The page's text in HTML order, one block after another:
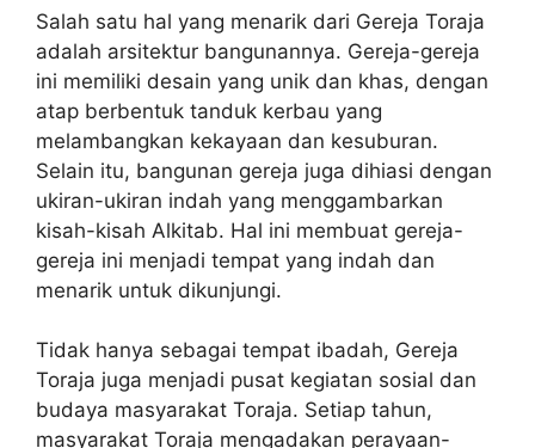
Salah satu hal yang menarik dari Gereja Toraja
adalah arsitektur bangunannya. Gereja-gereja
ini memiliki desain yang unik dan khas, dengan
atap berbentuk tanduk kerbau yang
melambangkan kekayaan dan kesuburan.
Selain itu, bangunan gereja juga dihiasi dengan
ukiran-ukiran indah yang menggambarkan
kisah-kisah Alkitab. Hal ini membuat gereja-
gereja ini menjadi tempat yang indah dan
menarik untuk dikunjungi.
Tidak hanya sebagai tempat ibadah, Gereja
Toraja juga menjadi pusat kegiatan sosial dan
budaya masyarakat Toraja. Setiap tahun,
masyarakat Toraja mengadakan perayaan-